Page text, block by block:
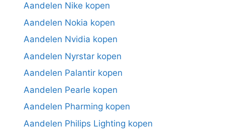
Aandelen Nike kopen
Aandelen Nokia kopen
Aandelen Nvidia kopen
Aandelen Nyrstar kopen
Aandelen Palantir kopen
Aandelen Pearle kopen
Aandelen Pharming kopen
Aandelen Philips Lighting kopen